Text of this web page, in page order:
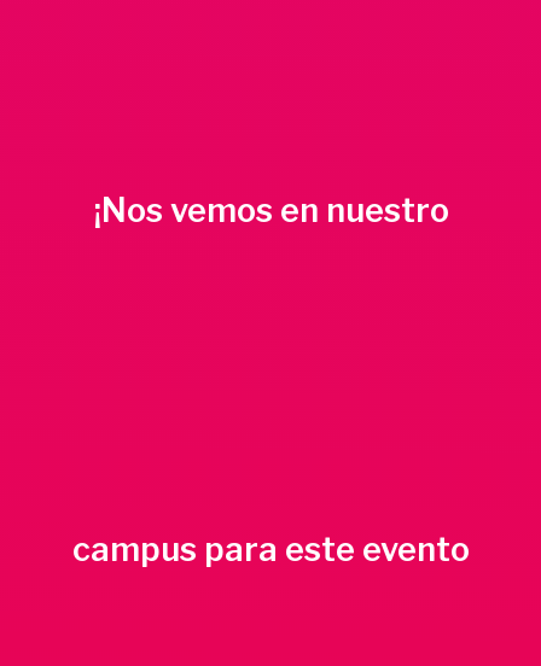
¡Nos vemos en nuestro
campus para este evento